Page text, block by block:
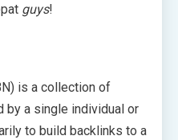
guys!
is a collection of
by a single individual or
to build backlinks to a